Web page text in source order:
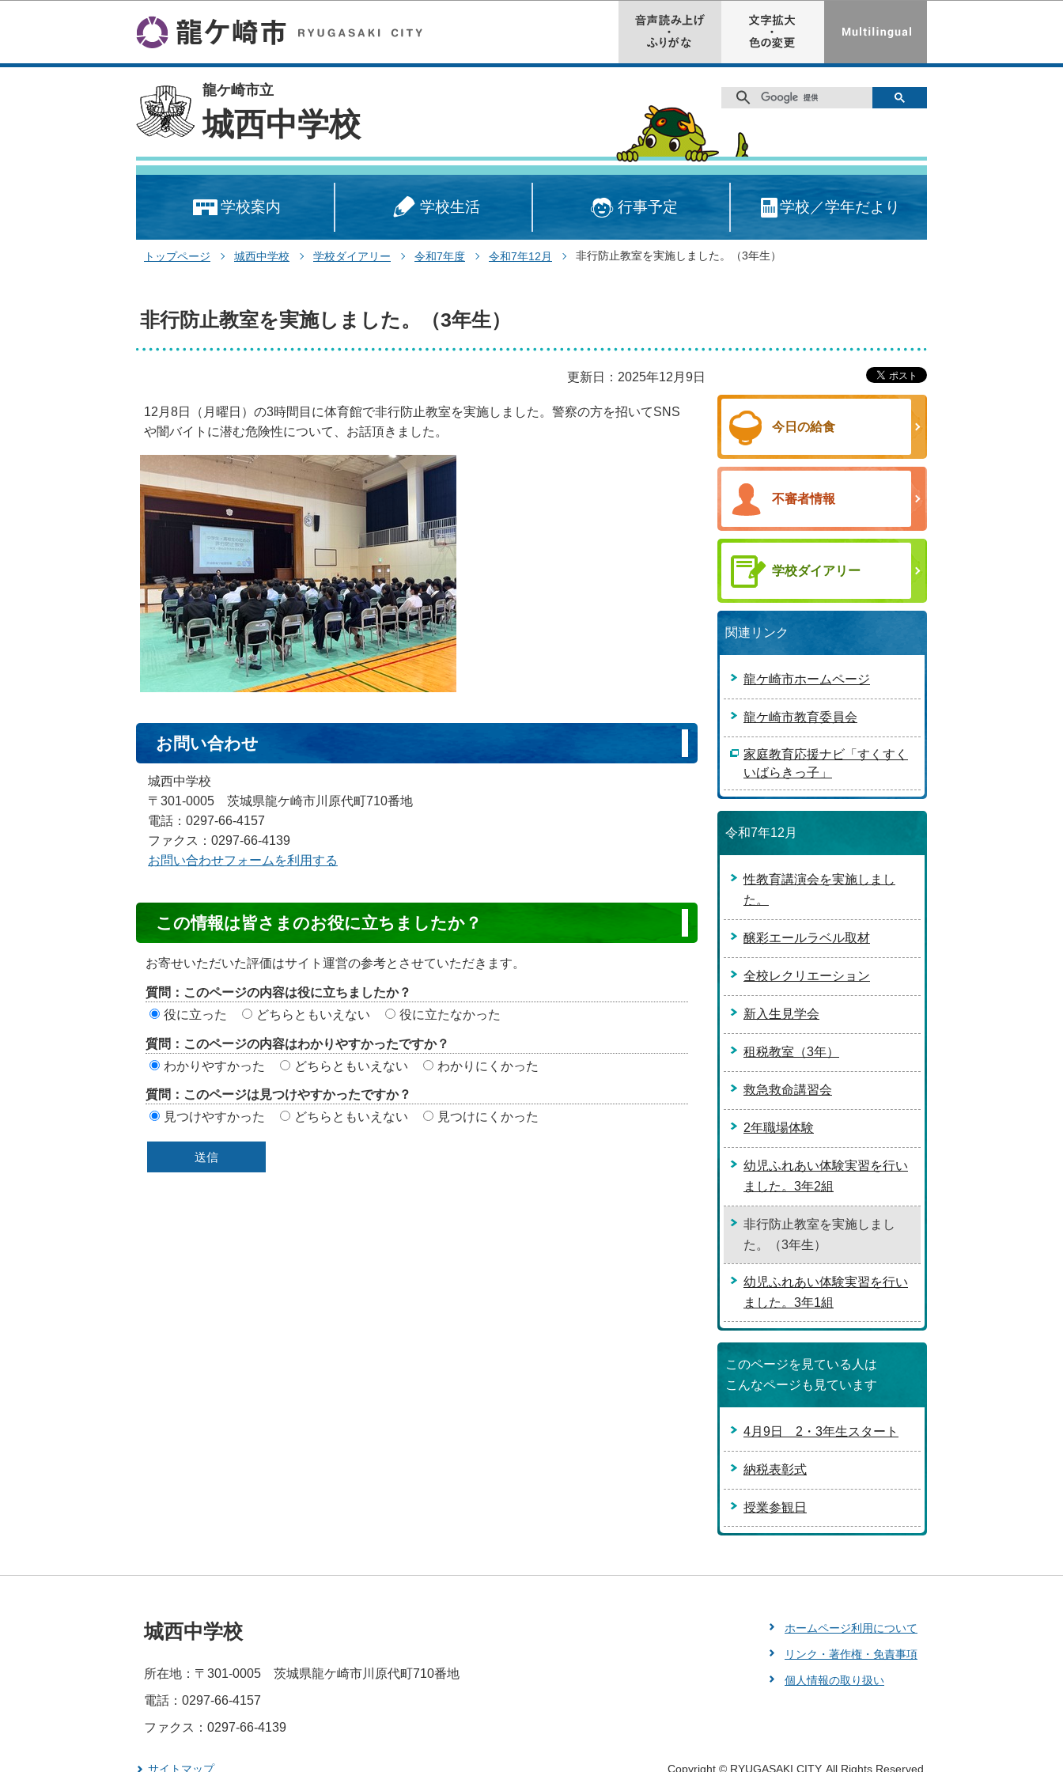
龍ケ崎市立
城西中学校
学校案内 学校生活 行事予定 学校／学年だより
トップページ 城西中学校 学校ダイアリー 令和7年度 令和7年12月 非行防止教室を実施しました。（3年生）
非行防止教室を実施しました。（3年生）
更新日：2025年12月9日
12月8日（月曜日）の3時間目に体育館で非行防止教室を実施しました。警察の方を招いてSNS
や闇バイトに潜む危険性について、お話頂きました。
お問い合わせ
城西中学校
〒301-0005 茨城県龍ケ崎市川原代町710番地
電話：0297-66-4157
ファクス：0297-66-4139
お問い合わせフォームを利用する
ン
テ
ン
ツ
価
リ
ア
この情報は皆さまのお役に立ちましたか？
お寄せいただいた評価はサイト運営の参考とさせていただきます。
質問：このページの内容は役に立ちましたか？
役に立った
どちらともいえない 役に立たなかった
質問：このページの内容はわかりやすかったですか？
わかりやすかった
どちらともいえない わかりにくかった
質問：このページは見つけやすかったですか？
見つけやすかった
どちらともいえない 見つけにくかった
今日の給食
不審者情報
学校ダイアリー
関連リンク
龍ケ崎市ホームページ
龍ケ崎市教育委員会
家庭教育応援ナビ「すくすく
いばらきっ子」
令和7年12月
性教育講演会を実施しまし
た。
醸彩エールラベル取材
全校レクリエーション
新入生見学会
租税教室（3年）
救急救命講習会
2年職場体験
幼児ふれあい体験実習を行い
ました。3年2組
非行防止教室を実施しまし
た。（3年生）
幼児ふれあい体験実習を行い
ました。3年1組
このページを見ている人は
こんなページも見ています
4月9日 2・3年生スタート
納税表彰式
授業参観日
ホームページ利用について
リンク・著作権・免責事項
個人情報の取り扱い
城西中学校
所在地：〒301-0005 茨城県龍ケ崎市川原代町710番地
電話：0297-66-4157
ファクス：0297-66-4139
サイトマップ Copyright © RYUGASAKI CITY. All Rights Reserved.